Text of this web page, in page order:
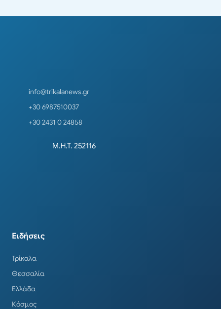
info@trikalanews.gr
+30 6987510037
+30 2431 0 24858
Μ.Η.Τ. 252116
Ειδήσεις
Τρίκαλα
Θεσσαλία
Ελλάδα
Κόσμος